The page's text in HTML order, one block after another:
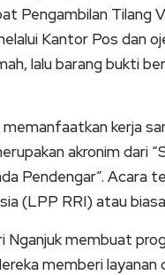
Pengambilan Tilang
Kantor Pos dan
lalu barang bukti
memanfaatkan kerja
akronim dari
Pendengar”.
(LPP RRI) atau
Nganjuk membuat
memberi